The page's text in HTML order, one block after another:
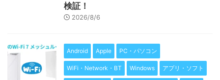
検証！
2026/8/6
Android Apple PC・パソコン
WiFi・Network・BT Windows アプリ・ソフト